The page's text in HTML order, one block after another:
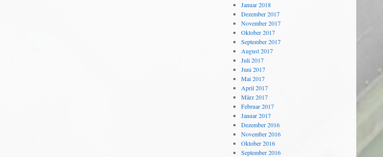
Januar 2018
Dezember 2017
November 2017
Oktober 2017
September 2017
August 2017
Juli 2017
Juni 2017
Mai 2017
April 2017
März 2017
Februar 2017
Januar 2017
Dezember 2016
November 2016
Oktober 2016
September 2016